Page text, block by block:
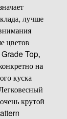
лучше
цветов
Top,
на
куска
крутой